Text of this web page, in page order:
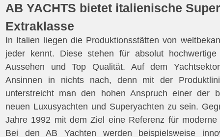
AB YACHTS bietet italienische
Extraklasse
In Italien liegen die Produktionsstätten von
jeder kennt. Diese stehen für absolut
Aussehen und Top Qualität. Auf dem
Ansinnen in nichts nach, denn mit der
unterstreicht man den hohen Anspruch einer der
neuen Luxusyachten und Superyachten zu sein.
Jahre 1992 mit dem Ziel eine Referenz für
Bei den AB Yachten werden beispielsweise